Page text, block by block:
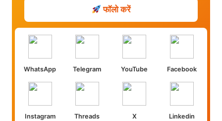
फॉलो करें
WhatsApp Telegram YouTube Facebook
Instagram Threads X Linkedin